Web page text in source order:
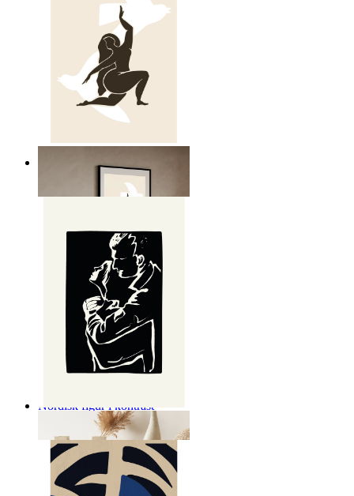
Nordisk frihet poster
Nordisk figur i kontrast